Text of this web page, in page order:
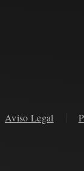
Aviso Legal